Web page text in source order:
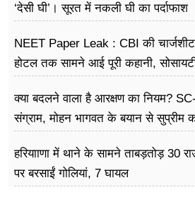
‘देसी घी’। सूरत में नकली घी का पर्दाफाश
NEET Paper Leak : CBI की चार्जशीट
होटल तक सामने आई पूरी कहानी,
क्या बदलने वाला है आरक्षण का नियम?
संग्राम, मोहन भागवत के बयान से सुप्रीम
हरियााणा में थाने के सामने ताबड़तोड़ 30
पर बरसाईं गोलियां, 7 घायल